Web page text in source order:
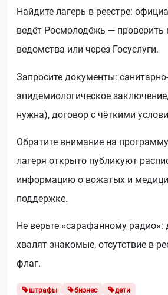
Найдите лагерь в реестре:
ведёт Росмолодёжь — проверить
ведомства или через Госуслуги.
Запросите документы: санитарно-
эпидемиологическое
нужна), договор с чёткими
Обратите внимание на
лагеря открыто публикуют
информацию о вожатых и
поддержке.
Не верьте «сарафанному радио»:
хвалят знакомые, отсутствие в
флаг.
штрафы бизнес дети